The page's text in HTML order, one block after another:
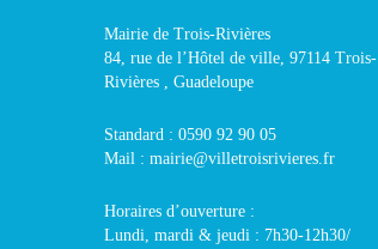
Mairie de Trois-Rivières
84, rue de l’Hôtel de ville, 97114 Trois-
Rivières , Guadeloupe
Standard : 0590 92 90 05
Mail : mairie@villetroisrivieres.fr
Horaires d’ouverture :
Lundi, mardi & jeudi : 7h30-12h30/